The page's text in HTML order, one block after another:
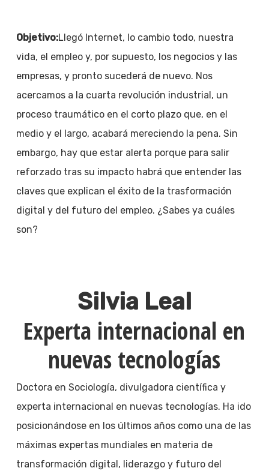
Objetivo:Llegó Internet, lo cambio todo, nuestra
vida, el empleo y, por supuesto, los negocios y las
empresas, y pronto sucederá de nuevo. Nos
acercamos a la cuarta revolución industrial, un
proceso traumático en el corto plazo que, en el
medio y el largo, acabará mereciendo la pena. Sin
embargo, hay que estar alerta porque para salir
reforzado tras su impacto habrá que entender las
claves que explican el éxito de la trasformación
digital y del futuro del empleo. ¿Sabes ya cuáles
son?
Silvia Leal
Experta internacional en
nuevas tecnologías
Doctora en Sociología, divulgadora científica y
experta internacional en nuevas tecnologías. Ha ido
posicionándose en los últimos años como una de las
máximas expertas mundiales en materia de
transformación digital, liderazgo y futuro del